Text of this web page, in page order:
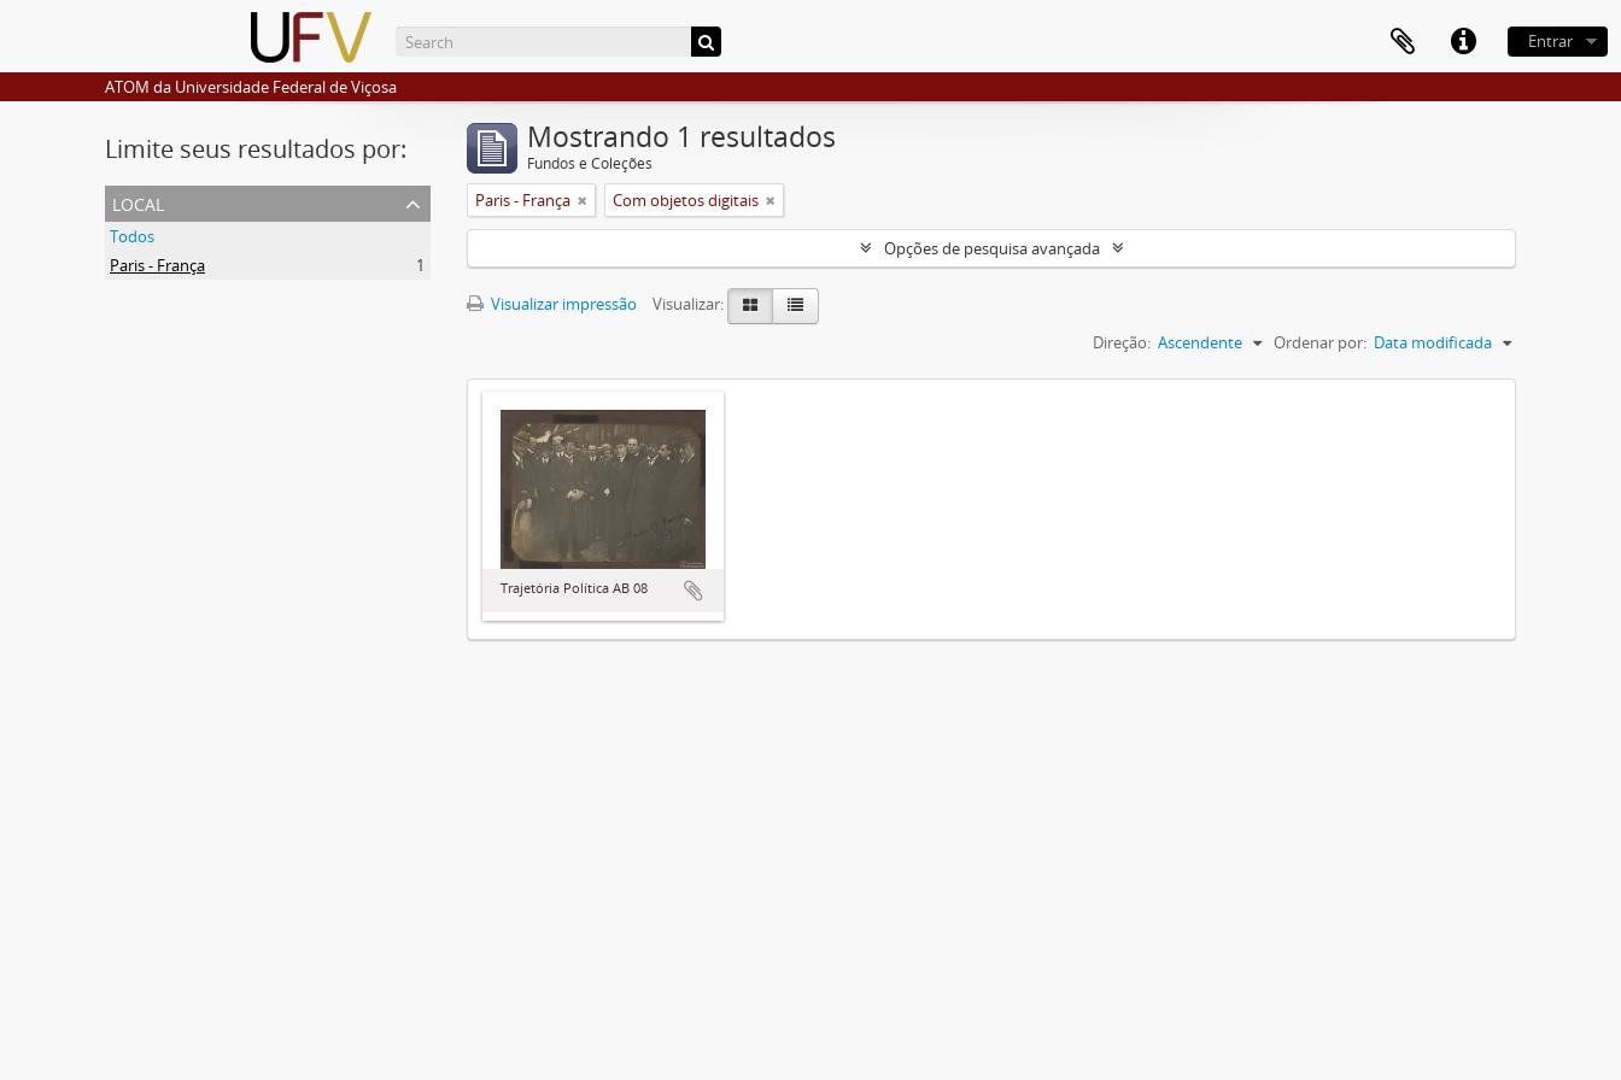
Entrar
ATOM da Universidade Federal de Viçosa
Limite seus resultados por:
local
Todos
Paris - França
1
Mostrando 1 resultados
Fundos e Coleções
Paris - França Com objetos digitais
Opções de pesquisa avançada
Visualizar impressão
Visualizar:
Ordenar por: Data modificada
Direção: Ascendente
Trajetória Política AB 08